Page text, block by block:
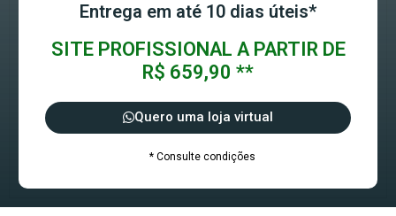
Entrega em até 10 dias úteis*
SITE PROFISSIONAL A PARTIR DE
R$ 659,90 **
Quero uma loja virtual
* Consulte condições